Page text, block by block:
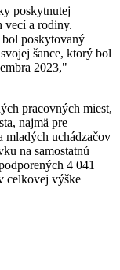
poskytnutej
vecí a rodiny.
poskytovaný
šance, ktorý bol
2023,"
pracovných miest,
najmä pre
mladých uchádzačov
na samostatnú
4 041
celkovej výške